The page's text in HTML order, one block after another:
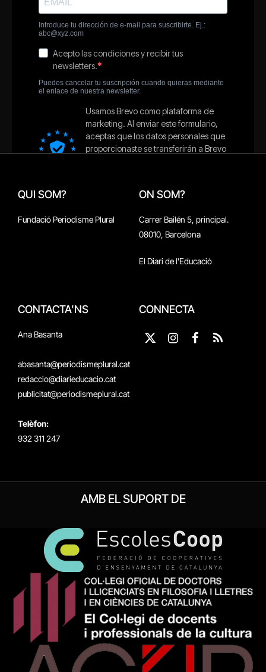
QUI SOM?
Fundació Periodisme Plural
ON SOM?
Carrer Bailén 5, principal.
08010, Barcelona
El Diari de l'Educació
CONTACTA'NS
Ana Basanta
abasanta@periodismeplural.cat
redaccio@diarieducacio.cat
publicitat@periodismeplural.cat
Telèfon:
932 311 247
CONNECTA
X
InstagramFacebook
RSS
AMB EL SUPORT DE